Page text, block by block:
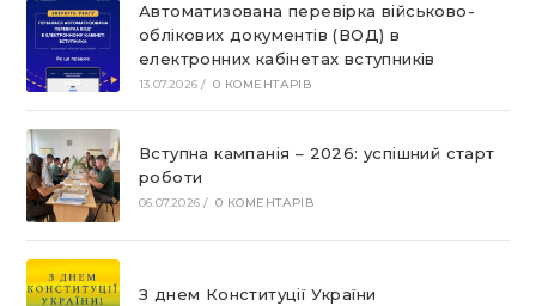
Автоматизована перевірка військово-
облікових документів (ВОД) в
електронних кабінетах вступників
13.07.2026 / 0 КОМЕНТАРІВ
Вступна кампанія – 2026: успішний старт
роботи
06.07.2026 / 0 КОМЕНТАРІВ
З днем Конституції України